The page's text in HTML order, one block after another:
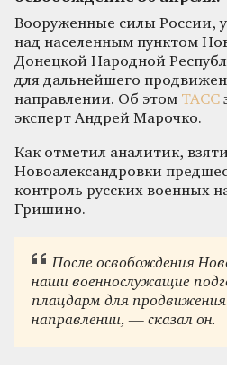
Вооруженные силы России,
над населенным пунктом
Донецкой Народной
для дальнейшего
направлении. Об этом ТАСС
эксперт Андрей Марочко.
Как отметил аналитик,
Новоалександровки
контроль русских военных
Гришино.
После освобождения
наши военнослужащие
плацдарм для продвижения
направлении, — сказал он.